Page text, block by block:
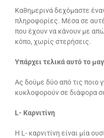
Καθημερινά δεχόμαστε
πληροφορίες. Μέσα σε
που έχουν να κάνουν με
κόπο, χωρίς στερήσεις.
Υπάρχει τελικά αυτό το
Ας δούμε δύο από τις ποιο
κυκλοφορούν σε διάφορα
L- Καρνιτίνη
Η L- καρνιτίνη είναι μία